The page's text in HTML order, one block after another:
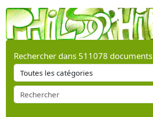
Rechercher dans 511078 documents